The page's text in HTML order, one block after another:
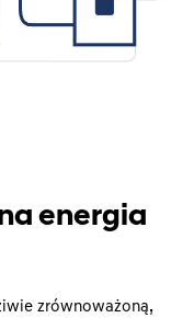
energia
zrównoważoną,